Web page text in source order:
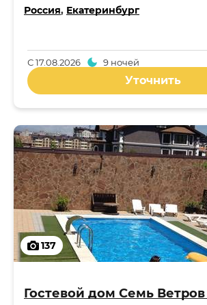
Россия, Екатеринбург
С17.08.2026 9 ночей
Уточнить
137
Гостевой дом Семь Ветров